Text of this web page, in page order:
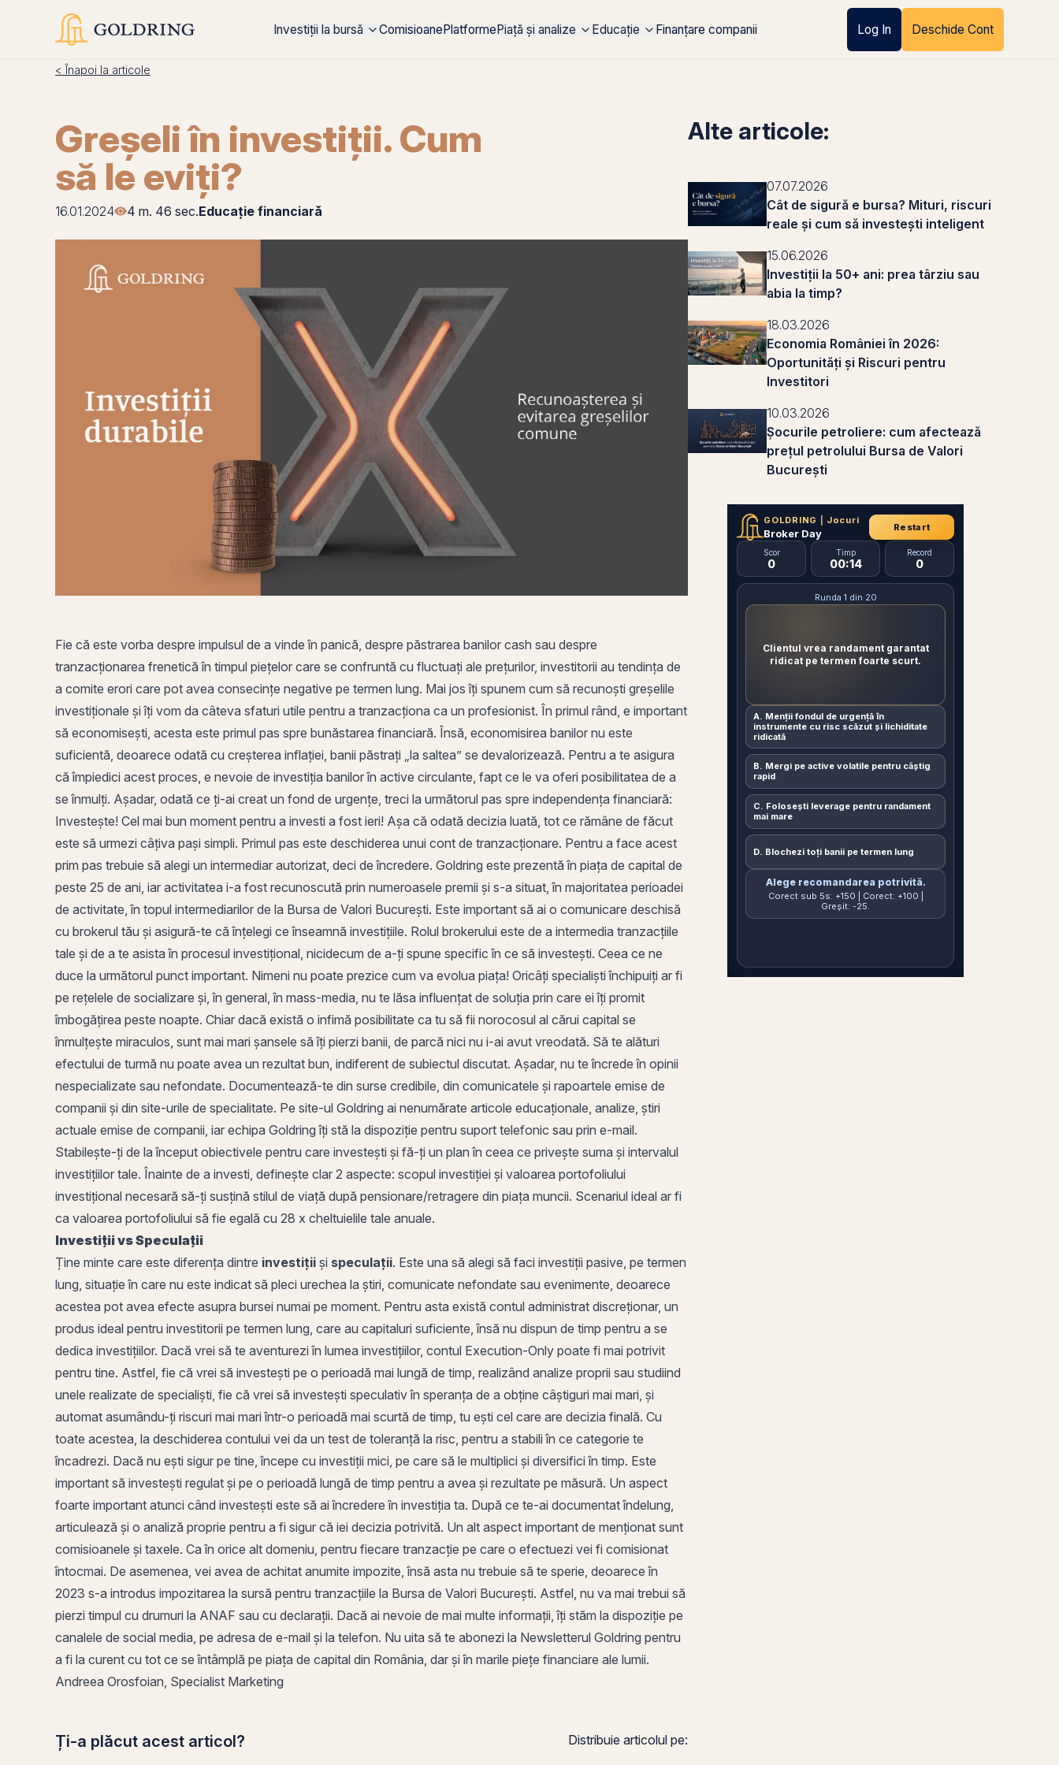
Investiții la bursă ComisioanePlatformePiață și analize Educație Finanțare companii Log In Deschide Cont
< Înapoi la articole
Greșeli în investiții. Cum
să le eviți?
16.01.2024 4 m. 46 sec.Educație financiară
Fie că este vorba despre impulsul de a vinde în panică, despre păstrarea banilor cash sau despre
tranzacționarea frenetică în timpul piețelor care se confruntă cu fluctuați ale prețurilor, investitorii au tendința de
a comite erori care pot avea consecințe negative pe termen lung. Mai jos îți spunem cum să recunoști greșelile
investiționale și îți vom da câteva sfaturi utile pentru a tranzacționa ca un profesionist. În primul rând, e important
să economisești, acesta este primul pas spre bunăstarea financiară. Însă, economisirea banilor nu este
suficientă, deoarece odată cu creșterea inflației, banii păstrați „la saltea” se devalorizează. Pentru a te asigura
că împiedici acest proces, e nevoie de investiția banilor în active circulante , fapt ce le va oferi posibilitatea de a
se înmulți. Așadar, odată ce ți-ai creat un fond de urgențe, treci la următorul pas spre independența financiară:
Investește! Cel mai bun moment pentru a investi a fost ieri! Așa că odată decizia luată, tot ce rămâne de făcut
este să urmezi câțiva pași simpli. Primul pas este deschiderea unui cont de tranzacționare. Pentru a face acest
prim pas trebuie să alegi un intermediar autorizat , deci de încredere. Goldring este prezentă în piața de capital de
peste 25 de ani, iar activitatea i-a fost recunoscută prin numeroasele premii și s-a situat, în majoritatea perioadei
de activitate, în topul intermediarilor de la Bursa de Valori București. Este important să ai o comunicare deschisă
cu brokerul tău și asigură-te că înțelegi ce înseamnă investițiile. Rolul brokerului este de a intermedia tranzacțiile
tale și de a te asista în procesul investițional, nicidecum de a-ți spune specific în ce să investești. Ceea ce ne
duce la următorul punct important. Nimeni nu poate prezice cum va evolua piața! Oricâți specialiști închipuiți ar fi
pe rețelele de socializare și, în general, în mass-media, nu te lăsa influențat de soluția prin care ei îți promit
îmbogățirea peste noapte. Chiar dacă există o infimă posibilitate ca tu să fii norocosul al cărui capital se
înmulțește miraculos, sunt mai mari șansele să îți pierzi banii, de parcă nici nu i-ai avut vreodată. Să te alături
efectului de turmă nu poate avea un rezultat bun, indiferent de subiectul discutat. Așadar, nu te încrede în opinii
nespecializate sau nefondate. Documentează-te din surse credibile, din comunicatele și rapoartele emise de
companii și din site-urile de specialitate. Pe site-ul Goldring ai nenumărate articole educaționale analize știri
actuale emise de companii, iar echipa Goldring îți stă la dispoziție pentru suport telefonic sau prin e-mail.
Stabilește-ți de la început obiectivele pentru care investești și fă-ți un plan în ceea ce privește suma și intervalul
investițiilor tale. Înainte de a investi, definește clar 2 aspecte: scopul investiției și valoarea portofoliului
investițional necesară să-ți susțină stilul de viață după pensionare/retragere din piața muncii. Scenariul ideal ar fi
ca valoarea portofoliului să fie egală cu 28 x cheltuielile tale anuale.
Investiții vs Speculații
Ține minte care este diferența dintre investiții și speculații. Este una să alegi să faci investiții pasive, pe termen
lung, situație în care nu este indicat să pleci urechea la știri, comunicate nefondate sau evenimente, deoarece
acestea pot avea efecte asupra bursei numai pe moment. Pentru asta există contul administrat discreționar, un
produs ideal pentru investitorii pe termen lung, care au capitaluri suficiente, însă nu dispun de timp pentru a se
dedica investițiilor. Dacă vrei să te aventurezi în lumea investițiilor, contul Execution-Only poate fi mai potrivit
pentru tine. Astfel, fie că vrei să investești pe o perioadă mai lungă de timp, realizând analize proprii sau studiind
unele realizate de specialiști, fie că vrei să investești speculativ în speranța de a obține câștiguri mai mari, și
automat asumându-ți riscuri mai mari într-o perioadă mai scurtă de timp, tu ești cel care are decizia finală. Cu
toate acestea, la deschiderea contului vei da un test de toleranță la risc , pentru a stabili în ce categorie te
încadrezi. Dacă nu ești sigur pe tine, începe cu investiții mici, pe care să le multiplici și diversifici în timp. Este
important să investești regulat și pe o perioadă lungă de timp pentru a avea și rezultate pe măsură. Un aspect
foarte important atunci când investești este să ai încredere în investiția ta. După ce te-ai documentat îndelung,
articulează și o analiză proprie pentru a fi sigur că iei decizia potrivită. Un alt aspect important de menționat sunt
comisioanele și taxele. Ca în orice alt domeniu, pentru fiecare tranzacție pe care o efectuezi vei fi comisionat
întocmai. De asemenea, vei avea de achitat anumite impozite, însă asta nu trebuie să te sperie, deoarece în
2023 s-a introdus impozitarea la sursă pentru tranzacțiile la Bursa de Valori București. Astfel, nu va mai trebui să
pierzi timpul cu drumuri la ANAF sau cu declarații. Dacă ai nevoie de mai multe informații, îți stăm la dispoziție pe
canalele de social media, pe adresa de e-mail și la telefon. Nu uita să te abonezi la Newsletterul Goldring pentru
a fi la curent cu tot ce se întâmplă pe piața de capital din România , dar și în marile piețe financiare ale lumii.
Andreea Orosfoian, Specialist Marketing
Ți-a plăcut acest articol? Distribuie articolul pe:
Alte articole:
07.07.2026
Cât de sigură e bursa? Mituri, riscuri
reale și cum să investești inteligent
15.06.2026
Investiții la 50+ ani: prea târziu sau
abia la timp?
18.03.2026
Economia României în 2026:
Oportunități și Riscuri pentru
Investitori
10.03.2026
Șocurile petroliere: cum afectează
prețul petrolului Bursa de Valori
București
GOLDRING Jocuri
Broker Day
Restart
Scor
0
Timp
00:14
Record
0
Runda 1 din 20
Clientul vrea randament garantat
ridicat pe termen foarte scurt.
A. Menții fondul de urgență în
instrumente cu risc scăzut și lichiditate
ridicată
B. Mergi pe active volatile pentru câștig
rapid
C. Folosești leverage pentru randament
mai mare
D. Blochezi toți banii pe termen lung
Alege recomandarea potrivită.
Corect sub 5s: +150 | Corect: +100 |
Greșit: -25.